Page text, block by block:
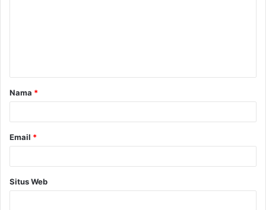
Nama *
Email *
Situs Web